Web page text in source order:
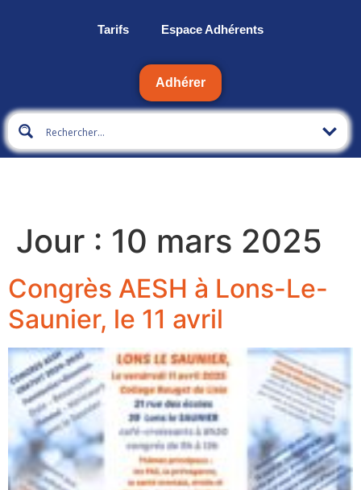
Tarifs Espace Adhérents
Adhérer
Jour : 10 mars 2025
Congrès AESH à Lons-Le-
Saunier, le 11 avril